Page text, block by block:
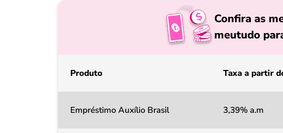
Confira as
meutudo
Produto Taxa a partir
Empréstimo Auxílio Brasil 3,39% a.m